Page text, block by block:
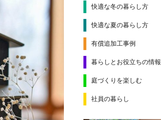
快適な冬の暮らし方
快適な夏の暮らし方
有償追加工事例
暮らしとお役立ちの情報
庭づくりを楽しむ
社員の暮らし